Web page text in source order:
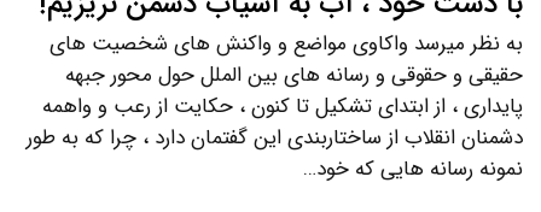
به نظر میرسد واکاوی مواضع و واکنش های شخصیت های
حقیقی و حقوقی و رسانه های بین الملل حول محور جبهه
پایداری ، از ابتدای تشکیل تا کنون ، حکایت از رعب و واهمه
دشمنان انقلاب از ساختاربندی این گفتمان دارد ، چرا که به طور
نمونه رسانه هایی که خود…